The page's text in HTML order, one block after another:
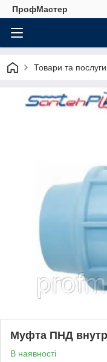
ПрофМастер
Товари та послуги
Муфта ПНД
В наявності